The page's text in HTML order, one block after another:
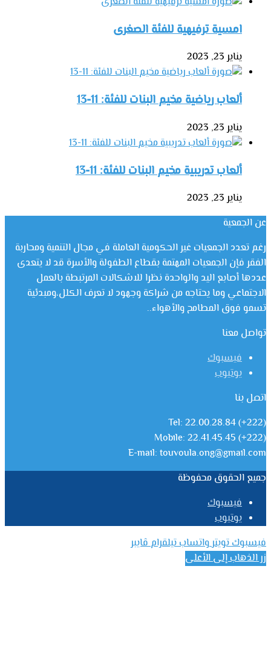
امسية ترفيهية للفئة الصغرى
يناير 23, 2023
ألعاب رياضية مخيم البنات للفئة: 11-13
يناير 23, 2023
ألعاب تدريبية مخيم البنات للفئة: 11-13
يناير 23, 2023
عن الجمعية
رغم تعدد الجمعيات غير الحكومية العاملة في مجال التنمية ومحاربة
الفقر فإن الجمعيات المهتمة بقطاع الطفولة والأسرة قد لا يتعدى
عددها أصابع اليد والواحدة نظرا للاشكالات المرتبطة بالعمل
الاجتماعي وما يحتاجه من شراكة وجهود لا تعرف الكلل،ومبدئية
تسمو فوق المطامح والأهواء..
تواصل معنا
فيسبوك
يوتيوب
اتصل بنا
Tel: 22.00.28.84 (+222)
Mobile: 22.41.45.45 (+222)
E-mail: touvoula.ong@gmail.com
جميع الحقوق محفوظة
فيسبوك
يوتيوب
فيسبوكتويترواتسابتيلقرام ڤايبر
زر الذهاب إلى الأعلى